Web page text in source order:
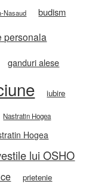
Nasaud budism
personala
ganduri alese
iubire
Nastratin Hogea
Hogea
lui OSHO
prietenie